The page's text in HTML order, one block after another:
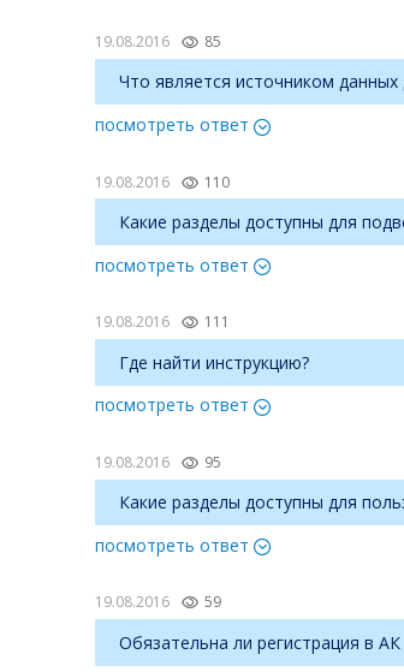
19.08.2016 85
Что является источником
посмотреть ответ
19.08.2016 110
Какие разделы доступны для
посмотреть ответ
19.08.2016 111
Где найти инструкцию?
посмотреть ответ
19.08.2016 95
Какие разделы доступны для
посмотреть ответ
19.08.2016 59
Обязательна ли регистрация в